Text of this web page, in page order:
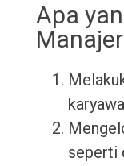
Apa
seperti